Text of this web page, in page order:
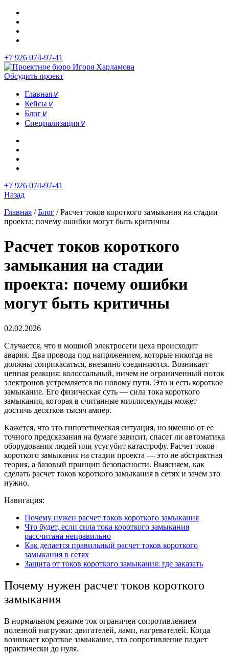
+7 926 074-97-41
Обсудить проект
Главная ∨
Кейсы ∨
Блог ∨
Специализация ∨
+7 926 074-97-41
Назад
Главная /Блог /Расчет токов короткого замыкания на стадии
проекта: почему ошибки могут быть критичны
Расчет токов короткого
замыкания на стадии
проекта: почему ошибки
могут быть критичны
02.02.2026
Случается, что в мощной электросети цеха происходит
авария. Два провода под напряжением, которые никогда не
должны соприкасаться, внезапно соединяются. Возникает
цепная реакция: колоссальный, ничем не ограниченный поток
электронов устремляется по новому пути. Это и есть короткое
замыкание. Его физическая суть — сила тока короткого
замыкания, которая в считанные миллисекунды может
достичь десятков тысяч ампер.
Кажется, что это гипотетическая ситуация, но именно от ее
точного предсказания на бумаге зависит, спасет ли автоматика
оборудования людей или усугубит катастрофу. Расчет токов
короткого замыкания на стадии проекта — это не абстрактная
теория, а базовый принцип безопасности. Выясняем, как
сделать расчет токов короткого замыкания в сетях и зачем это
нужно.
Навигация:
Почему нужен расчет токов короткого замыкания
Что будет, если сила тока короткого замыкания
рассчитана неправильно
Как делается правильный расчет токов короткого
замыкания в сетях
Защита от токов короткого замыкания: где заказать
Почему нужен расчет токов короткого
замыкания
В нормальном режиме ток ограничен сопротивлением
полезной нагрузки: двигателей, ламп, нагревателей. Когда
возникает короткое замыкание, это сопротивление падает
практически до нуля.